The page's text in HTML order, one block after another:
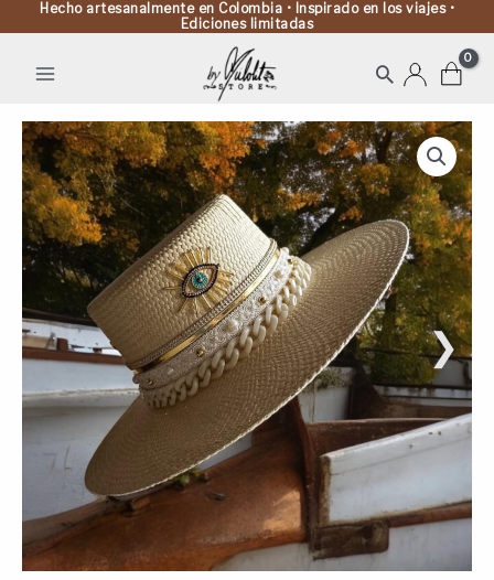
Hecho artesanalmente en Colombia • Inspirado en los viajes •
Ediciones limitadas
Buscar
❯
Sombrero
Cordobés
JAIPUR
Color
Crudo
cantidad